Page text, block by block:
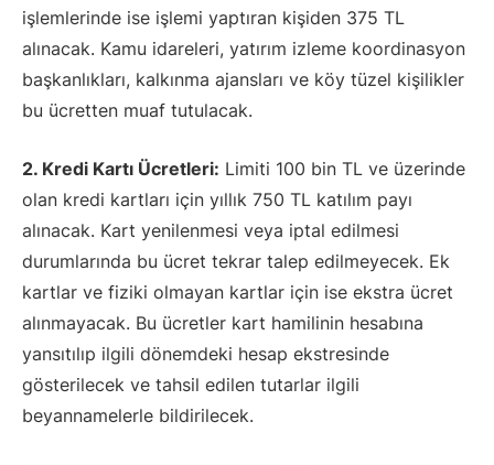
işlemlerinde ise işlemi yaptıran kişiden 375 TL
alınacak. Kamu idareleri, yatırım izleme koordinasyon
başkanlıkları, kalkınma ajansları ve köy tüzel kişilikler
bu ücretten muaf tutulacak.
2. Kredi Kartı Ücretleri: Limiti 100 bin TL ve üzerinde
olan kredi kartları için yıllık 750 TL katılım payı
alınacak. Kart yenilenmesi veya iptal edilmesi
durumlarında bu ücret tekrar talep edilmeyecek. Ek
kartlar ve fiziki olmayan kartlar için ise ekstra ücret
alınmayacak. Bu ücretler kart hamilinin hesabına
yansıtılıp ilgili dönemdeki hesap ekstresinde
gösterilecek ve tahsil edilen tutarlar ilgili
beyannamelerle bildirilecek.